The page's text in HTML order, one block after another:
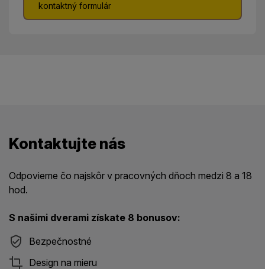
kontaktný formulár
Kontaktujte nás
Odpovieme čo najskôr v pracovných dňoch medzi 8 a 18
hod.
S našimi dverami získate 8 bonusov:
Bezpečnostné
Design na mieru